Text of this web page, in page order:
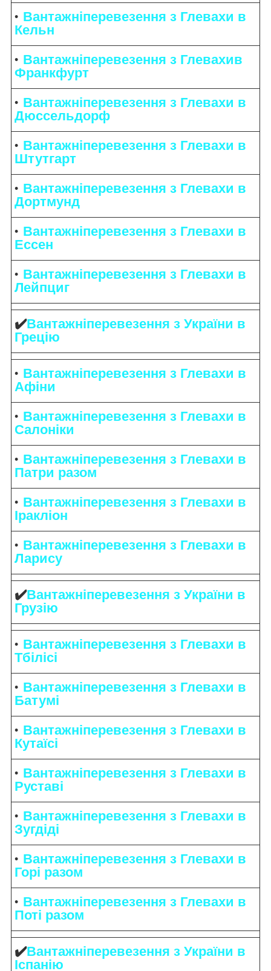
Вантажніперевезення з Глевахи в
Кельн
Вантажніперевезення з Глевахив
Франкфурт
Вантажніперевезення з Глевахи в
Дюссельдорф
Вантажніперевезення з Глевахи в
Штутгарт
Вантажніперевезення з Глевахи в
Дортмунд
Вантажніперевезення з Глевахи в
Ессен
Вантажніперевезення з Глевахи в
Лейпциг
✔️Вантажніперевезення з України в
Грецію
Вантажніперевезення з Глевахи в
Афіни
Вантажніперевезення з Глевахи в
Салоніки
Вантажніперевезення з Глевахи в
Патри разом
Вантажніперевезення з Глевахи в
Іракліон
Вантажніперевезення з Глевахи в
Ларису
✔️Вантажніперевезення з України в
Грузію
Вантажніперевезення з Глевахи в
Тбілісі
Вантажніперевезення з Глевахи в
Батумі
Вантажніперевезення з Глевахи в
Кутаїсі
Вантажніперевезення з Глевахи в
Руставі
Вантажніперевезення з Глевахи в
Зугдіді
Вантажніперевезення з Глевахи в
Горі разом
Вантажніперевезення з Глевахи в
Поті разом
✔️Вантажніперевезення з України в
Іспанію